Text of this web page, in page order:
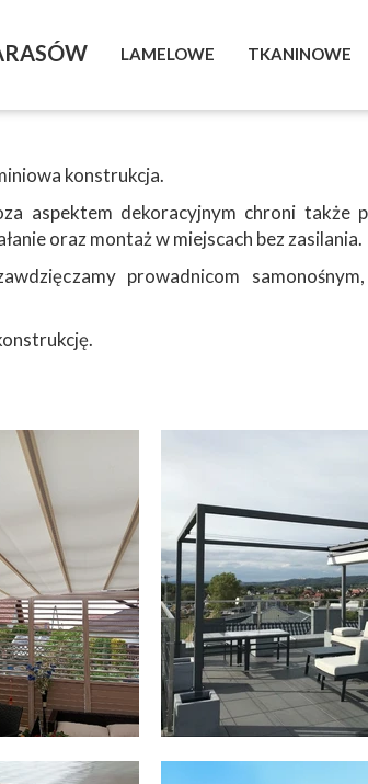
konstrukcja.
aspektem dekoracyjnym chroni także
oraz montaż w miejscach bez zasilania.
prowadnicom
LAMELOWE TKANINOWE